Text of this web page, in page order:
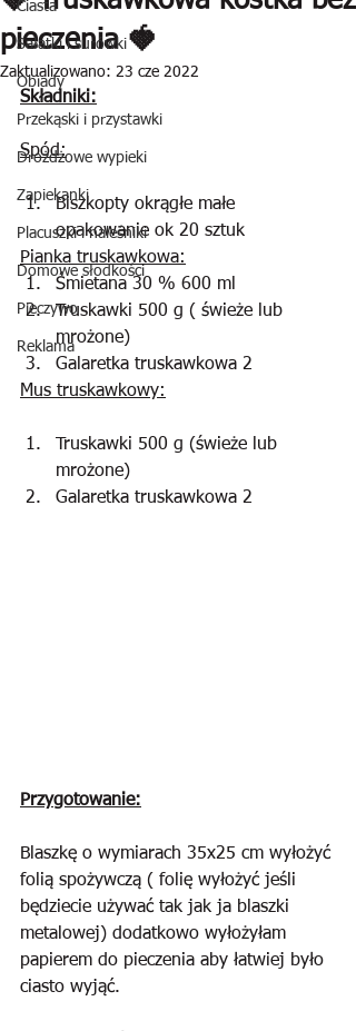
Ciasta
Sałatki i surówki
Obiady
Przekąski i przystawki
Drożdżowe wypieki
Zapiekanki
Placuszki i naleśniki
Domowe słodkości
Pieczywo
Reklama
pieczenia 🍓
Zaktualizowano: 23 cze 2022
Składniki:
Spód:
Biszkopty okrągłe małe
opakowanie ok 20 sztuk
Pianka truskawkowa:
Śmietana 30 % 600 ml
Truskawki 500 g ( świeże lub
mrożone)
Galaretka truskawkowa 2
Mus truskawkowy:
Truskawki 500 g (świeże lub
mrożone)
Galaretka truskawkowa 2
Przygotowanie:
Blaszkę o wymiarach 35x25 cm wyłożyć
folią spożywczą ( folię wyłożyć jeśli
będziecie używać tak jak ja blaszki
metalowej) dodatkowo wyłożyłam
papierem do pieczenia aby łatwiej było
ciasto wyjąć.